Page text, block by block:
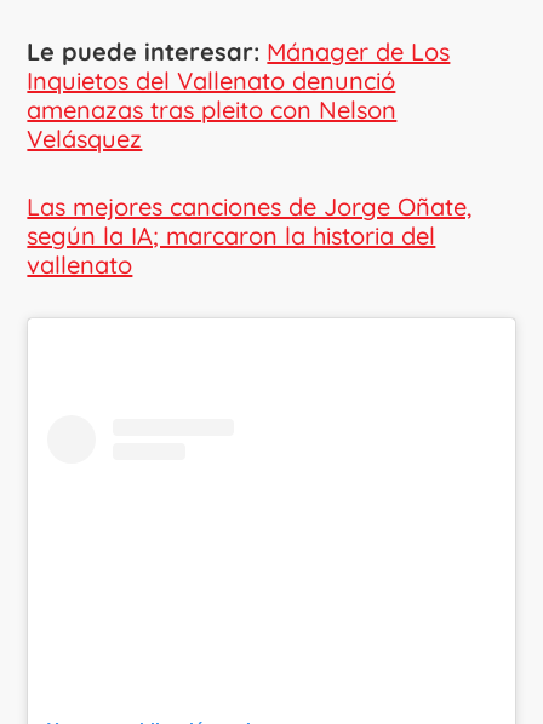
Le puede interesar: Mánager de Los
Inquietos del Vallenato denunció
amenazas tras pleito con Nelson
Velásquez
Las mejores canciones de Jorge Oñate,
según la IA; marcaron la historia del
vallenato